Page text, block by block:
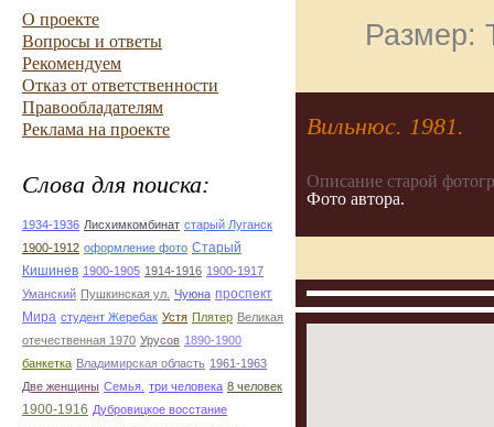
О проекте
Вопросы и ответы
Рекомендуем
Отказ от ответственности
Правообладателям
Реклама на проекте
Слова для поиска:
1934-1936 Лисхимкомбинат старый Луганск
1900-1912 оформление фото Старый
Кишинев 1900-1905 1914-1916 1900-1917
Уманский Пушкинская ул. Чуюна проспект
Мира студент Жеребак Устя Плятер Великая
отечественная 1970 Урусов 1890-1900
банкетка Владимирская область 1961-1963
Две женщины Семья. три человека 8 человек
1900-1916 Дубровицкое восстание
Размер:
Вильнюс. 1981.
Описание старой
Фото автора.